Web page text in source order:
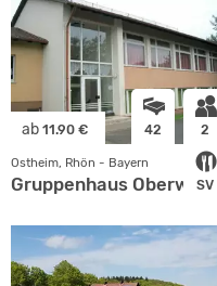
ab 11.90 € 42 2
SV
Ostheim, Rhön - Bayern
Gruppenhaus